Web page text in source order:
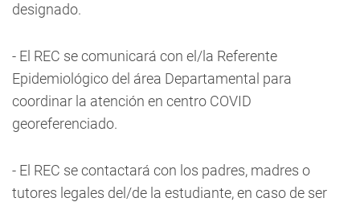
designado.
- El REC se comunicará con el/la Referente
Epidemiológico del área Departamental para
coordinar la atención en centro COVID
georeferenciado.
- El REC se contactará con los padres, madres o
tutores legales del/de la estudiante, en caso de ser